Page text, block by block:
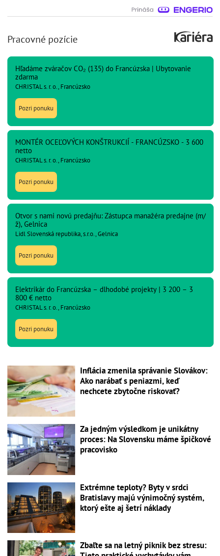
Pracovné pozície
Hľadáme zváračov CO₂ (135) do Francúzska | Ubytovanie
zdarma
CHRISTAL s. r. o., Francúzsko
Pozri ponuku
MONTÉR OCEĽOVÝCH KONŠTRUKCIÍ - FRANCÚZSKO - 3 600
netto
CHRISTAL s. r. o., Francúzsko
Pozri ponuku
Otvor s nami novú predajňu: Zástupca manažéra predajne (m/
ž), Gelnica
Lidl Slovenská republika, s.r.o., Gelnica
Pozri ponuku
Elektrikár do Francúzska – dlhodobé projekty | 3 200 – 3
800 € netto
CHRISTAL s. r. o., Francúzsko
Pozri ponuku
Inflácia zmenila správanie Slovákov:
Ako narábať s peniazmi, keď
nechcete zbytočne riskovať?
Za jedným výsledkom je unikátny
proces: Na Slovensku máme špičkové
pracovisko
Extrémne teploty? Byty v srdci
Bratislavy majú výnimočný systém,
ktorý ešte aj šetrí náklady
Zbaľte sa na letný piknik bez stresu: